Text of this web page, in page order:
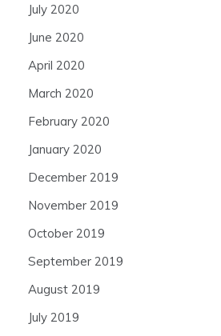
July 2020
June 2020
April 2020
March 2020
February 2020
January 2020
December 2019
November 2019
October 2019
September 2019
August 2019
July 2019